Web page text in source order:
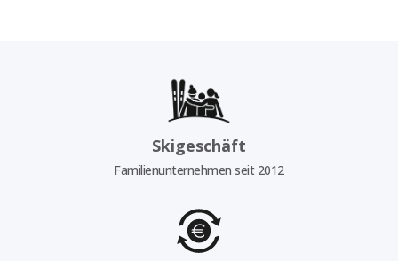
Skigeschäft
Familienunternehmen seit 2012